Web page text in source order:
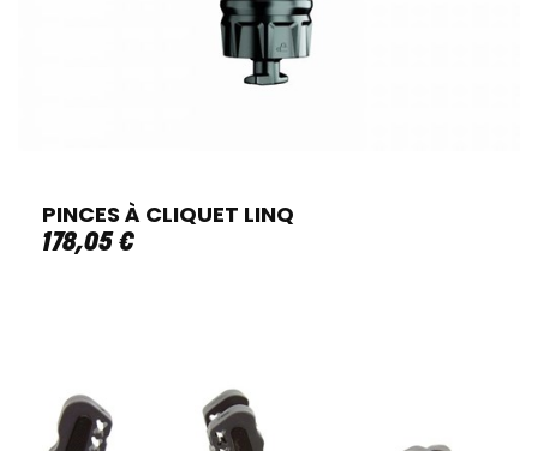
PINCES À CLIQUET LINQ
178,05 €